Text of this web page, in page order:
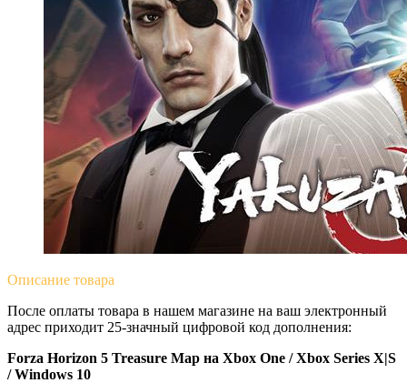
Описание товара
После оплаты товара в нашем магазине на ваш электронный
адрес приходит 25-значный цифровой код дополнения:
Forza Horizon 5 Treasure Map на Xbox One / Xbox Series X|S
/ Windows 10